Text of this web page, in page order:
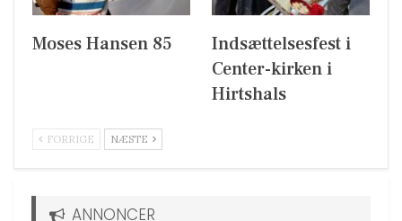
Moses Hansen 85
Indsættelsesfest i
Center-kirken i
Hirtshals
FORRIGE NÆSTE
ANNONCER